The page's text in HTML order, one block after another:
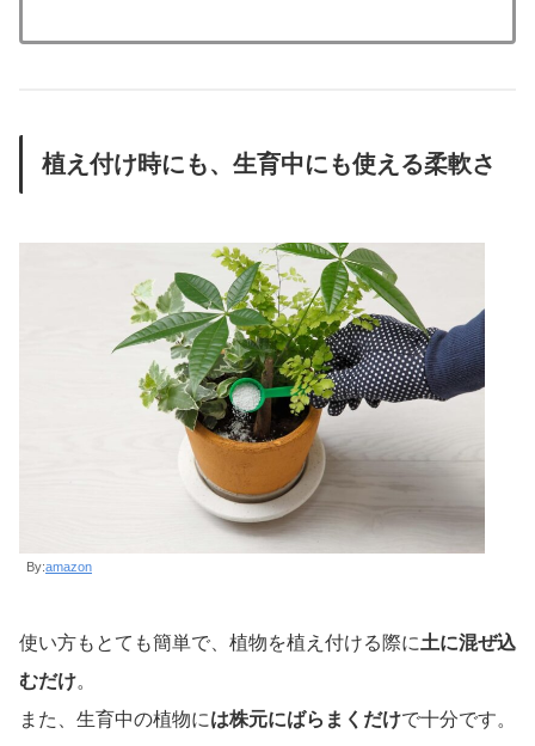
植え付け時にも、生育中にも使える柔軟さ
By:amazon
使い方もとても簡単で、植物を植え付ける際に土に混ぜ込
むだけ。
また、生育中の植物には株元にばらまくだけで十分です。